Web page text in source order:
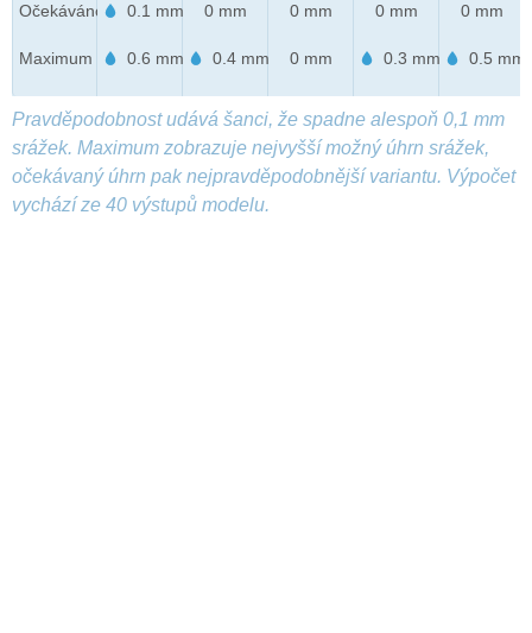
Očekáváno
Maximum
0.1 mm
0.6 mm
0 mm
0.4 mm
0 mm
0 mm
0 mm
0.3 mm
0 mm
0.5 mm
Pravděpodobnost udává šanci, že spadne alespoň 0,1 mm
srážek. Maximum zobrazuje nejvyšší možný úhrn srážek,
očekávaný úhrn pak nejpravděpodobnější variantu. Výpočet
vychází ze 40 výstupů modelu.